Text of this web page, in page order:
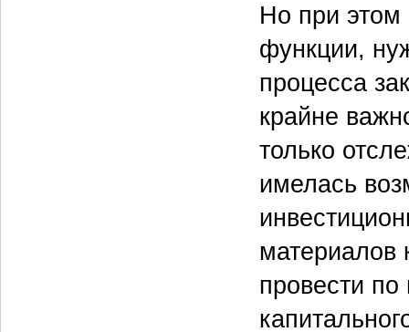
Но при этом
функции,
процесса
крайне
только
имелась
материалов
провести по